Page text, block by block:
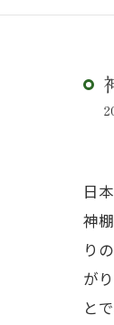
日
神
り
が
と